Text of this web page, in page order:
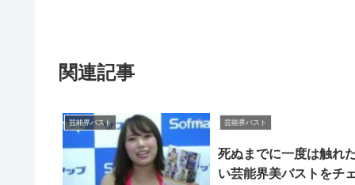
関連記事
芸能界バスト 芸能界バスト
死ぬまでに一度は触れ
い芸能界美バストをチ